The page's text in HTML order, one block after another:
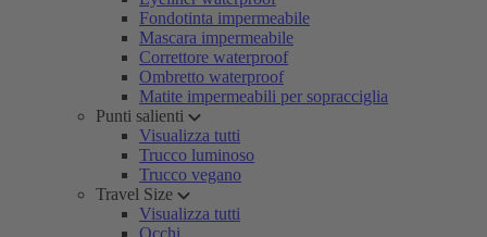
Fondotinta impermeabile
Mascara impermeabile
Correttore waterproof
Ombretto waterproof
Matite impermeabili per sopracciglia
Punti salienti
Visualizza tutti
Trucco luminoso
Trucco vegano
Travel Size
Visualizza tutti
Occhi